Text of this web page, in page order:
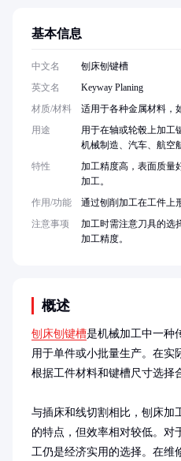
概述
刨床刨键槽是机械加工中一种
用于单件或小批量生产。在实
根据工件材料和键槽尺寸选择
与插床和线切割相比，刨床加
的特点，但效率相对较低。对
工仍是经济实用的选择。在维
基本信息
中文名
刨床刨键槽
英文名
Keyway Planing
材质/材料
适用于各种金属材料，
用途
用于在轴或轮毂上加工
机械制造、汽车、航空
特性
加工精度高，表面质量
加工。
作用/功能
通过刨削加工在工件上
注意事项
加工时需注意刀具的选
加工精度。